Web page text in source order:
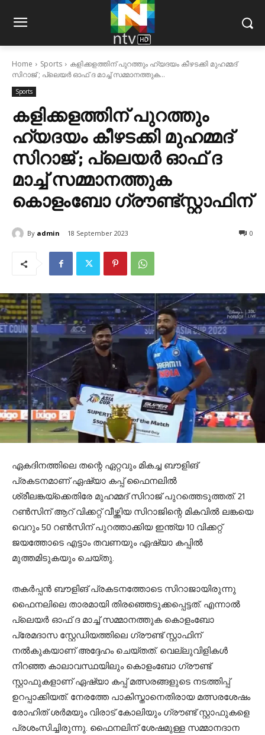
Home Sports
കളിക്കളത്തിന് പുറത്തും ഹ്യദയം കീഴടക്കി മുഹമ്മദ്
സിറാജ് ; പ്ലെയര്‍ ഓഫ് ദ മാച്ച് സമ്മാനത്തുക...
Sports
കളിക്കളത്തിന് പുറത്തും
ഹ്യദയം കീഴടക്കി മുഹമ്മദ്
സിറാജ് ; പ്ലെയര്‍ ഓഫ് ദ
മാച്ച് സമ്മാനത്തുക
കൊളംബോ ഗ്രൗണ്ട്സ്റ്റാഫിന്
By admin 18 September 2023 0
ഏകദിനത്തിലെ തന്റെ ഏറ്റവും മികച്ച ബൗളിങ്
പ്രകടനമാണ് ഏഷ്യാ കപ്പ് ഫൈനലില്‍
ശ്രീലങ്കയ്ക്കെതിരേ മുഹമ്മദ് സിറാജ് പുറത്തെടുത്തത്. 21
റണ്‍സിന് ആറ് വിക്കറ്റ് വീഴ്ത്തിയ സിറാജിന്റെ മികവില്‍ ലങ്കയെ
വെറും 50 റണ്‍സിന് പുറത്താക്കിയ ഇന്ത്യ 10 വിക്കറ്റ്
ജയത്തോടെ എട്ടാം തവണയും ഏഷ്യാ കപ്പില്‍
മുത്തമിടുകയും ചെയ്തു.
തകര്‍പ്പന്‍ ബൗളിങ് പ്രകടനത്തോടെ സിറാജായിരുന്നു
ഫൈനലിലെ താരമായി തിരഞ്ഞെടുക്കപ്പെട്ടത്. എന്നാല്‍
പ്ലെയര്‍ ഓഫ് ദ മാച്ച് സമ്മാനത്തുക കൊളംബോ
പ്രേമദാസ സ്റ്റേഡിയത്തിലെ ഗ്രൗണ്ട് സ്റ്റാഫിന്
നല്‍കുകയാണ് അദ്ദേഹം ചെയ്തത്. വെല്ലുവിളികള്‍
നിറഞ്ഞ കാലാവസ്ഥയിലും കൊളംബോ ഗ്രൗണ്ട്
സ്റ്റാഫുകളാണ് ഏഷ്യാ കപ്പ് മത്സരങ്ങളുടെ നടത്തിപ്പ്
ഉറപ്പാക്കിയത്. നേരത്തേ പാകിസ്താനെതിരായ മത്സരശേഷം
രോഹിത് ശര്‍മയും വിരാട് കോലിയും ഗ്രൗണ്ട് സ്റ്റാഫുകളെ
പ്രശംസിച്ചിരുന്നു. ഫൈനലിന് ശേഷമുള്ള സമ്മാനദാന